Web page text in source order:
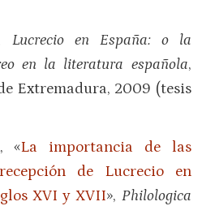
Lucrecio en España: o la
en la literatura española,
Extremadura, 2009 (tesis
, «La importancia de las
de Lucrecio en
XVI y XVII», Philologica